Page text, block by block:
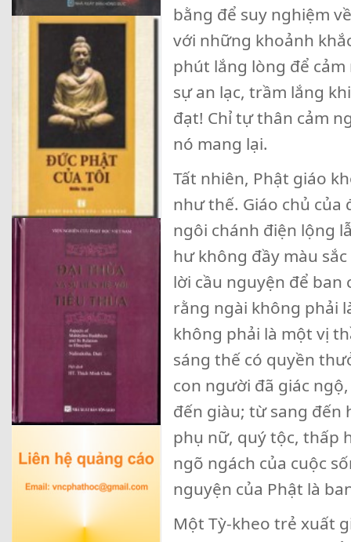
bằng để suy nghiệm
với những khoảnh
phút lắng lòng để
sự an lạc, trầm lắng
đạt! Chỉ tự thân cảm
nó mang lại.
Tất nhiên, Phật giáo
như thế. Giáo chủ
ngôi chánh điện lộng
hư không đầy màu
lời cầu nguyện để ban
rằng ngài không phải
không phải là một vị
sáng thế có quyền
con người đã giác
đến giàu; từ sang
phụ nữ, quý tộc, thấp
ngõ ngách của cuộc
nguyện của Phật là
Một Tỳ-kheo trẻ xuất